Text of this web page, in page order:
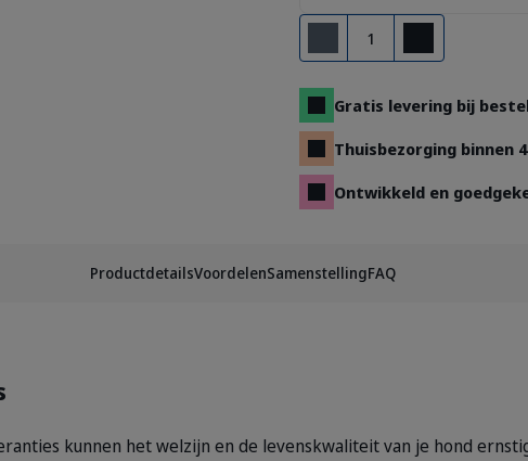
Verwijderen
Toevoegen
Gratis levering bij
Thuisbezorging binnen
Ontwikkeld en
ProductdetailsVoordelenSamenstellingFAQ
kunnen het welzijn en de levenskwaliteit van je hond